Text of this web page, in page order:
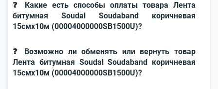
❓ Какие есть способы оплаты товара Лента
битумная Soudal Soudaband коричневая
15смx10м (00004000000SB1500U)?
❓ Возможно ли обменять или вернуть товар
Лента битумная Soudal Soudaband коричневая
15смx10м (00004000000SB1500U)?